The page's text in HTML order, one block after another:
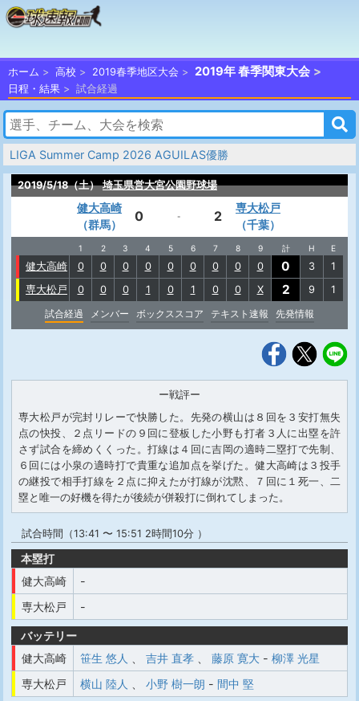
ホーム 高校 2019春季地区大会 2019年 春季関東大会
日程・結果 試合経過
LIGA Summer Camp 2026 AGUILAS優勝
2019/5/18（土） 埼玉県営大宮公園野球場
健大高崎
（群馬）
0 - 2
専大松戸
（千葉）
1 2 3 4 5 6 7 8 9 計 H E
健大高崎 0 0 0 0 0 0 0 0 0 0 3
1
専大松戸
0 0 0 1 0 1 0 0 X 2 9
1
試合経過
メンバー ボックススコア テキスト速報 先発情報
ー戦評ー
専大松戸が完封リレーで快勝した。先発の横山は８回を３安打無失
点の快投、２点リードの９回に登板した小野も打者３人に出塁を許
さず試合を締めくくった。打線は４回に吉岡の適時二塁打で先制、
６回には小泉の適時打で貴重な追加点を挙げた。健大高崎は３投手
の継投で相手打線を２点に抑えたが打線が沈黙、７回に１死一、二
塁と唯一の好機を得たが後続が併殺打に倒れてしまった。
試合時間（13:41 〜 15:51 2時間10分 ）
本塁打
健大高崎
-
専大松戸
-
バッテリー
健大高崎
笹生 悠人 吉井 直孝 藤原 寛大 - 柳澤 光星
専大松戸
横山 陸人 小野 樹一朗 - 間中 堅